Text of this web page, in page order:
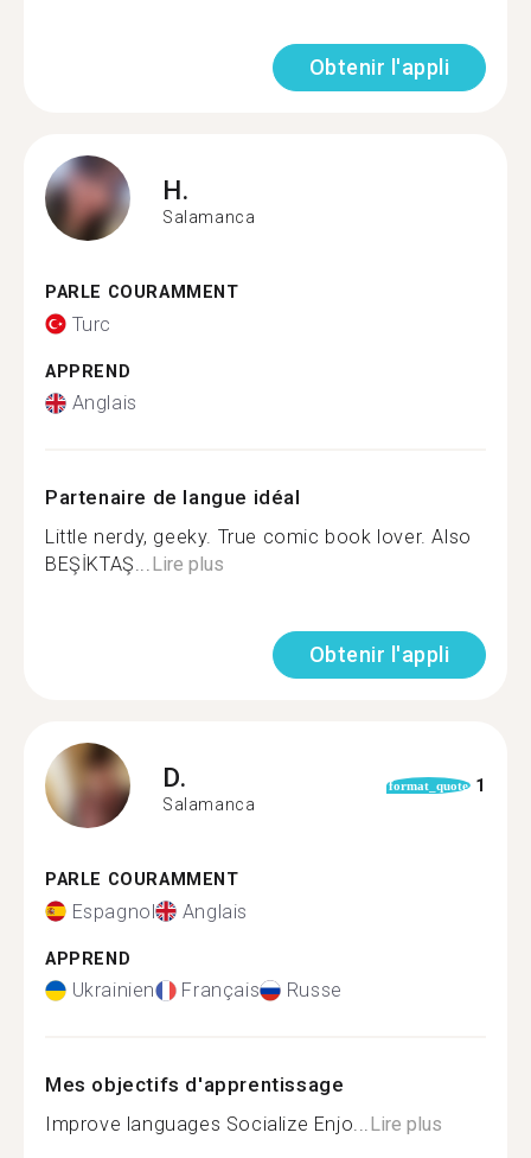
Obtenir l'appli
H.
Salamanca
PARLE COURAMMENT
Turc
APPREND
Anglais
Partenaire de langue idéal
Little nerdy, geeky. True comic book lover. Also
BEŞİKTAŞ...Lire plus
Obtenir l'appli
D.
Salamanca
format_quote 1
PARLE COURAMMENT
Espagnol Anglais
APPREND
Ukrainien Français Russe
Mes objectifs d'apprentissage
Improve languages Socialize Enjo...Lire plus